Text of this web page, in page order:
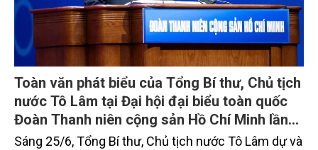
Toàn văn phát biểu của Tổng Bí thư, Chủ tịch
nước Tô Lâm tại Đại hội đại biểu toàn quốc
Đoàn Thanh niên cộng sản Hồ Chí Minh lần
thứ XIII
Sáng 25/6, Tổng Bí thư, Chủ tịch nước Tô Lâm dự và